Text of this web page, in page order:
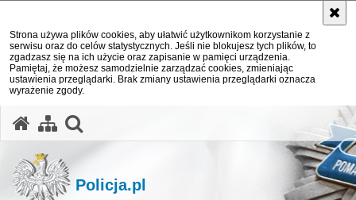
Strona używa plików cookies, aby ułatwić użytkownikom korzystanie z
serwisu oraz do celów statystycznych. Jeśli nie blokujesz tych plików, to
zgadzasz się na ich użycie oraz zapisanie w pamięci urządzenia.
Pamiętaj, że możesz samodzielnie zarządzać cookies, zmieniając
ustawienia przeglądarki. Brak zmiany ustawienia przeglądarki oznacza
wyrażenie zgody.
Policja.pl